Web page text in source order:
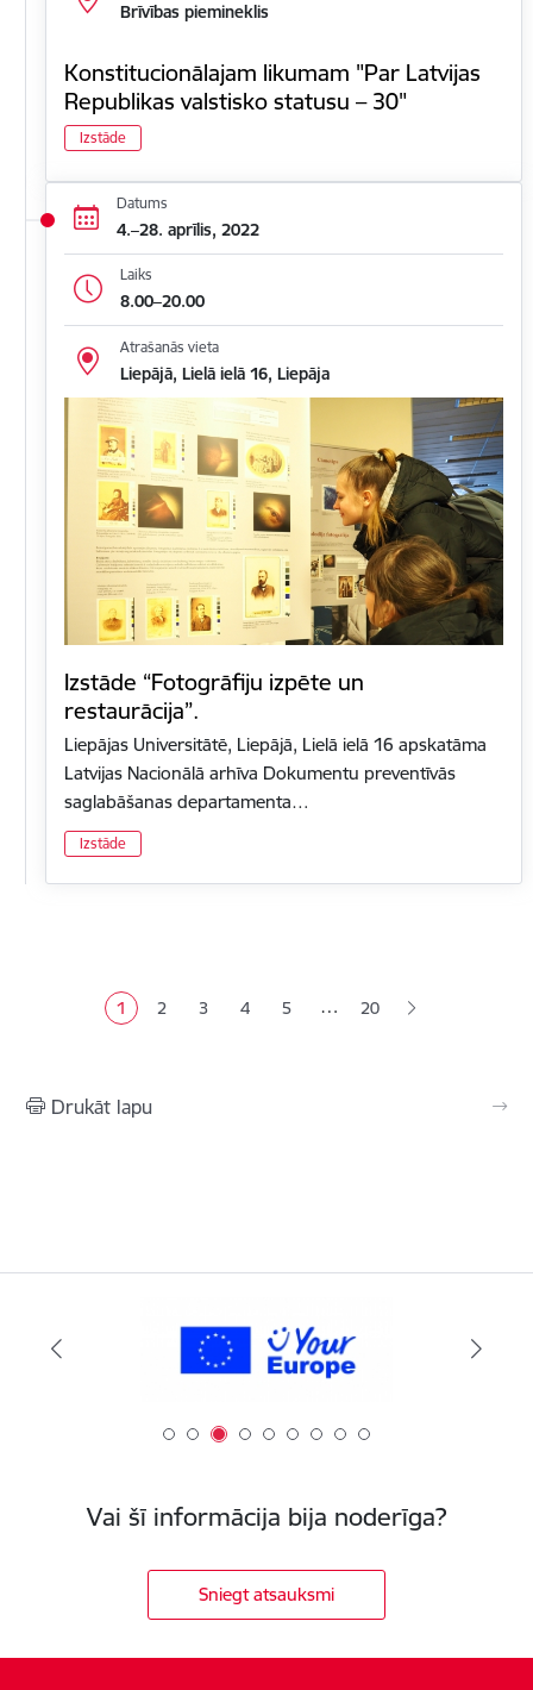
Brīvības piemineklis
Konstitucionālajam likumam "Par Latvijas
Republikas valstisko statusu – 30"
Izstāde
Datums
4.–28. aprīlis, 2022
Laiks
8.00–20.00
Atrašanās vieta
Liepājā, Lielā ielā 16, Liepāja
Izstāde “Fotogrāfiju izpēte un
restaurācija”.
Liepājas Universitātē, Liepājā, Lielā ielā 16 apskatāma
Latvijas Nacionālā arhīva Dokumentu preventīvās
saglabāšanas departamenta…
Izstāde
Pašreizējā lapa
1 Lapa
2 Lapa
3 Lapa
4 Lapa
5 … 20
Drukāt lapu
Vai šī informācija bija noderīga?
Sniegt atsauksmi